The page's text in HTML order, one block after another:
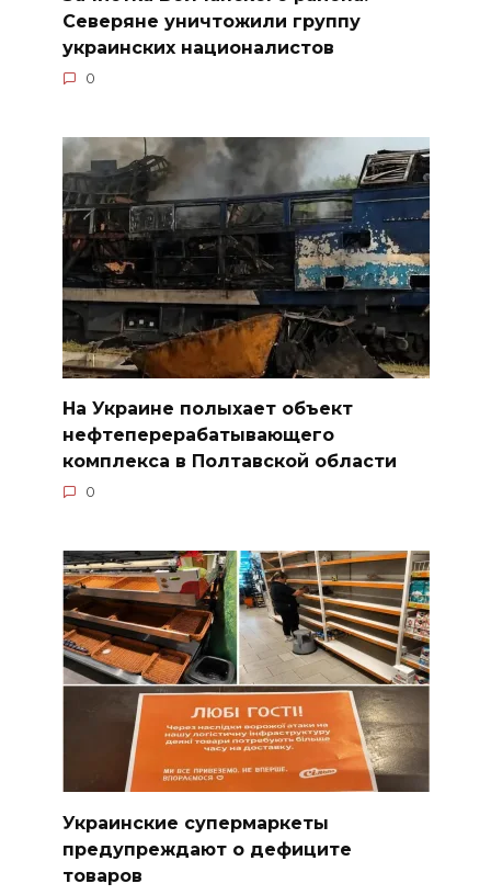
Северяне уничтожили группу
украинских националистов
0
На Украине полыхает объект
нефтеперерабатывающего
комплекса в Полтавской области
0
Украинские супермаркеты
предупреждают о дефиците
товаров